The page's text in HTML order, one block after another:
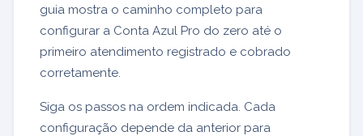
guia mostra o caminho completo para
configurar a Conta Azul Pro do zero até o
primeiro atendimento registrado e cobrado
corretamente.
Siga os passos na ordem indicada. Cada
configuração depende da anterior para